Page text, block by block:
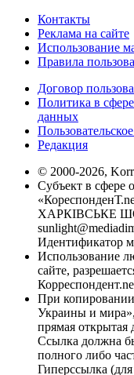
Контакты
Реклама на сайте
Использование
Правила
Договор
Политика в
данных
Редакция
© 2000-2026,
Субъект в сфере
ХАРКІВСЬКЕ
Идентификатор
Использование
сайте,
При
Украины и мира»,
прямая открытая
Ссылка должна
полного либо
Гиперссылка